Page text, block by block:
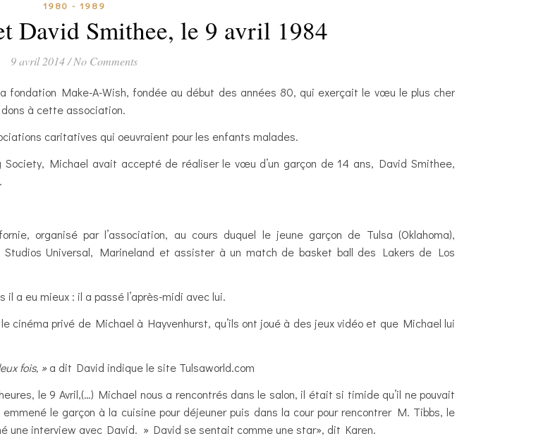
1980 - 1989
David Smithee, le 9 avril 1984
9 avril 2014/ No Comments
fondation Make-A-Wish, fondée au début des années 80, qui exerçait le vœu le plus cher
à cette association.
caritatives qui oeuvraient pour les enfants malades.
Michael avait accepté de réaliser le vœu d’un garçon de 14 ans, David Smithee,
organisé par l’association, au cours duquel le jeune garçon de Tulsa (Oklahoma),
Universal, Marineland et assister à un match de basket ball des Lakers de Los
a eu mieux : il a passé l’après-midi avec lui.
cinéma privé de Michael à Hayvenhurst, qu’ils ont joué à des jeux vidéo et que Michael lui
fois, »a dit David indique le site Tulsaworld.com
le 9 Avril,(…) Michael nous a rencontrés dans le salon, il était si timide qu’il ne pouvait
le garçon à la cuisine pour déjeuner puis dans la cour pour rencontrer M. Tibbs, le
une interview avec David. » David se sentait comme une star», dit Karen.